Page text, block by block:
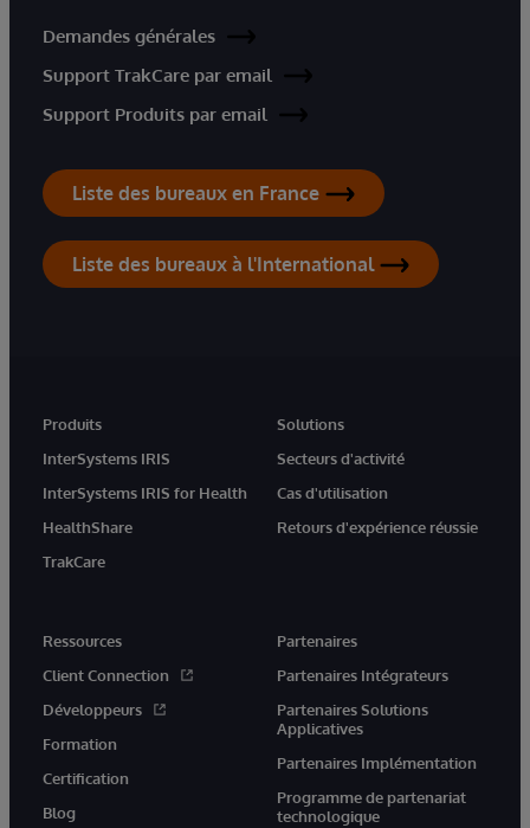
Demandes générales
Support TrakCare par email
Support Produits par email
Liste des bureaux en France
Liste des bureaux à l'International
Produits
InterSystems IRIS
InterSystems IRIS for Health
HealthShare
TrakCare
Solutions
Secteurs d'activité
Cas d'utilisation
Retours d'expérience réussie
Ressources
Client Connection
Développeurs
Formation
Certification
Blog
Partenaires
Partenaires Intégrateurs
Partenaires Solutions
Applicatives
Partenaires Implémentation
Programme de partenariat
technologique